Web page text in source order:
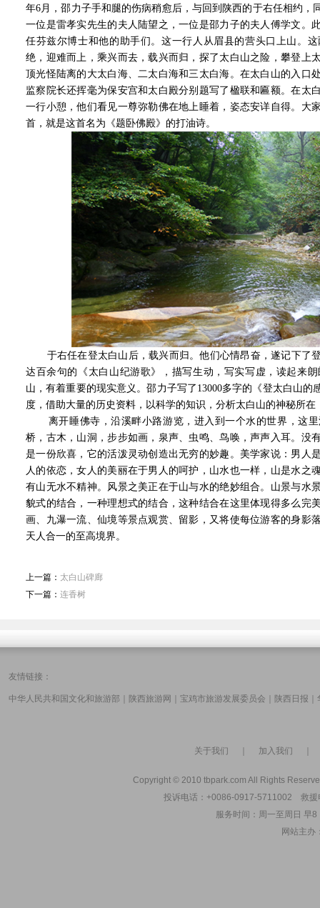
年6月，邵力子手和腿的伤病稍愈后，与回到陕西的于右任相约，
一位是雷孝实先生的夫人陆望之，一位是邵力子的夫人傅学文。
任芬兹尔博士和他的助手们。这一行人从眉县的营头口上山。
绝，迎难而上，乘兴而去，载兴而归，探了太白山之险，攀登上
顶光怪陆离的大太白海、二太白海和三太白海。在太白山的入口
监察院长还挥毫为保安宫和太白殿分别题写了楹联和匾额。在太
一行小憩，他们看见一尊弥勒佛在地上睡着，姿态安详自得。大
首，就是这首名为《题卧佛殿》的打油诗。
于右任在登太白山后，载兴而归。他们心情昂奋，遂记下了
达百余句的《太白山纪游歌》，描写生动，写实写虚，读起来
山，有着重要的现实意义。邵力子写了13000多字的《登太白山的
度，借助大量的历史资料，以科学的知识，分析太白山的神秘所
离开睡佛寺，沿溪畔小路游览，进入到一个水的世界，这里
桥，古木，山洞，步步如画，泉声、虫鸣、鸟唤，声声入耳。没
是一份欣喜，它的活泼灵动创造出无穷的妙趣。美学家说：男人
人的依恋，女人的美丽在于男人的呵护，山水也一样，山是水之
有山无水不精神。风景之美正在于山与水的绝妙组合。山景与水
貌式的结合，一种理想式的结合，这种结合在这里体现得多么完
画、九瀑一流、仙境等景点观赏、留影，又将使每位游客的身影
天人合一的至高境界。
上一篇： 太白山碑廊
下一篇： 连香树
友情链接：
中华人民共和国文化和旅游部 陕西旅游网 宝鸡市旅游发展委员会 陕西日报
关于我们 加入我们
Copyright © 2010 tbpark.com All Rights
投诉电话：+0086-0917-5711002 救
服务时间：周一至周日 早
网站主办